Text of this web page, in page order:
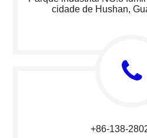
cidade de Hushan,
+86-138-